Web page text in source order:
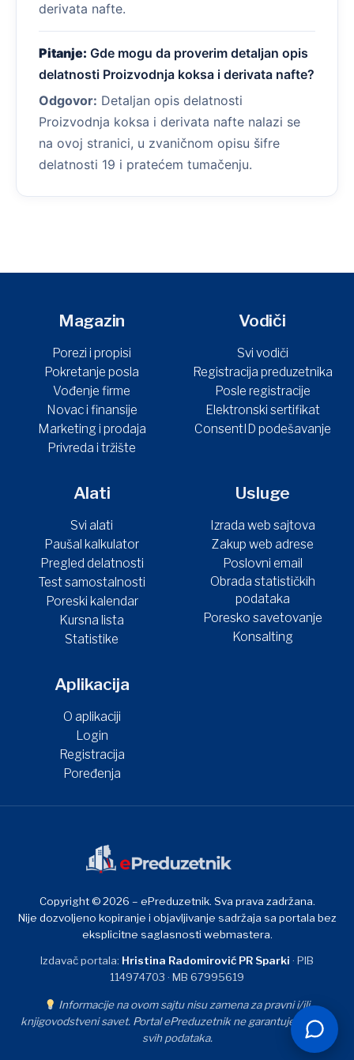
derivata nafte.
Pitanje: Gde mogu da proverim detaljan opis
delatnosti Proizvodnja koksa i derivata nafte?
Odgovor: Detaljan opis delatnosti
Proizvodnja koksa i derivata nafte nalazi se
na ovoj stranici, u zvaničnom opisu šifre
delatnosti 19 i pratećem tumačenju.
Magazin
Porezi i propisi
Pokretanje posla
Vođenje firme
Novac i finansije
Marketing i prodaja
Privreda i tržište
Vodiči
Svi vodiči
Registracija preduzetnika
Posle registracije
Elektronski sertifikat
ConsentID podešavanje
Alati
Svi alati
Paušal kalkulator
Pregled delatnosti
Test samostalnosti
Poreski kalendar
Kursna lista
Statistike
Usluge
Izrada web sajtova
Zakup web adrese
Poslovni email
Obrada statističkih
podataka
Poresko savetovanje
Konsalting
Aplikacija
O aplikaciji
Login
Registracija
Poređenja
Copyright © 2026 – ePreduzetnik. Sva prava zadržana.
Nije dozvoljeno kopiranje i objavljivanje sadržaja sa portala bez
eksplicitne saglasnosti webmastera.
Izdavač portala: Hristina Radomirović PR Sparki · PIB
114974703 · MB 67995619
Informacije na ovom sajtu nisu zamena za pravni i/ili
knjigovodstveni savet. Portal ePreduzetnik ne garantuje tačnost
svih podataka.